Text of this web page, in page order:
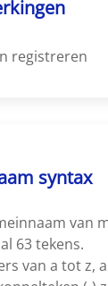
registreren
syntax
van
63 tekens.
van a tot z,